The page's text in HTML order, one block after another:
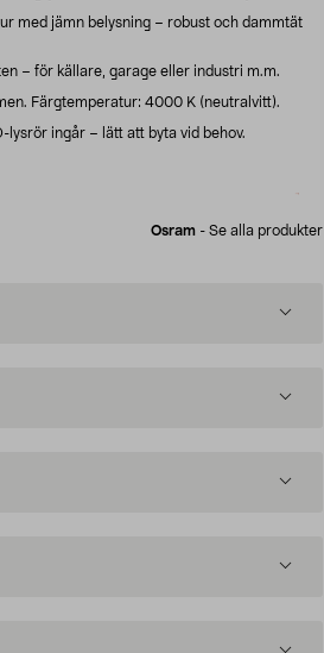
med jämn belysning – robust och dammtät
– för källare, garage eller industri m.m.
Färgtemperatur: 4000 K (neutralvitt).
lysrör ingår – lätt att byta vid behov.
Osram - Se alla produkter